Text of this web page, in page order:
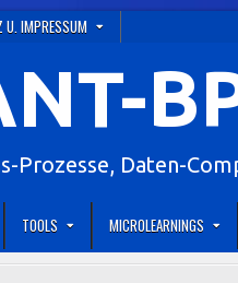
U. IMPRESSUM
Prozesse, Daten-
TOOLS MICROLEARNINGS